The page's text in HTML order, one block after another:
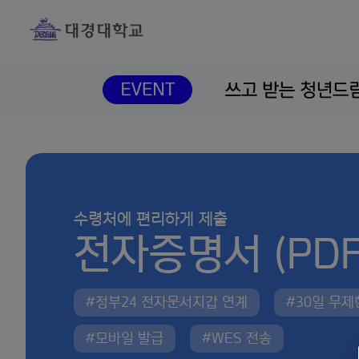
수령처에 편리하게 제출
전자증명서
#정부24 전자문서지갑 연계 #30일 무제
#모바일 발급 #WES 전송